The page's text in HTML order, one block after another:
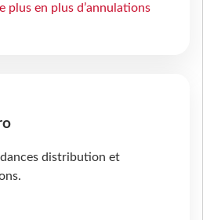
plus en plus d’annulations
distribution et